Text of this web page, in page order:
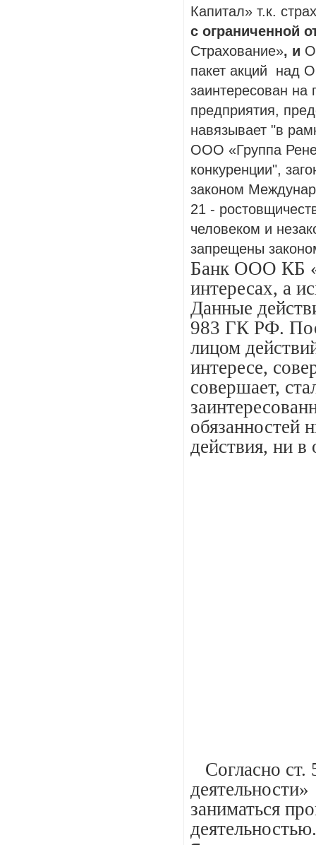
Капитал» т.к.
с ограниченной
Страхование», и
пакет акций над
заинтересован
предприятия,
навязывает "в
ООО «Группа
конкуренции",
законом
21 -
человеком и
запрещены
Банк ООО КБ
интересах, а
Данные
983 ГК РФ.
лицом
интересе,
совершает,
обязанностей
действия, ни
Согласно ст.
заниматься
деятельностью.